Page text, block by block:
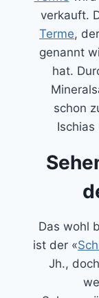
verkauft.
Terme,
genannt
hat.
schon
Das wohl
ist der «
Jh.,